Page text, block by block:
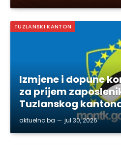
TUZLANSKI KANTON
Izmjene i dopune
za prijem
Tuzlanskog
aktuelno.ba jul 30, 2026